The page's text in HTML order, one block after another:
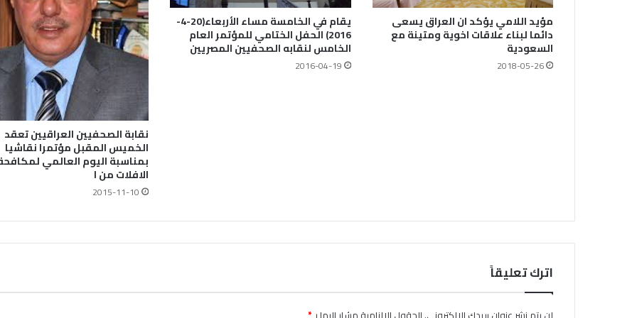
مؤيد اللامي يؤكد ان العراق يسعى
دائما لبناء علاقات اخوية ومتينة مع
السعودية
2018-05-26
يقام في الخامسة مساء الأربعاء(20-4-
2016) الحفل الختامي للمؤتمر العام
الخامس لنقابه الصحفيين المصريين
2016-04-19
نقابة الصحفيين العراقيين تعقد
الخميس المقبل مؤتمرا نقاشيا
بمناسبة اليوم العالمي
الافلات من ا
2015-11-10
اترك تعليقاً